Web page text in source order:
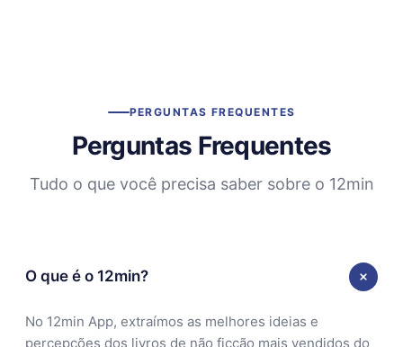
PERGUNTAS FREQUENTES
Perguntas Frequentes
Tudo o que você precisa saber sobre o 12min
O que é o 12min?
No 12min App, extraímos as melhores ideias e
percepções dos livros de não ficção mais vendidos do